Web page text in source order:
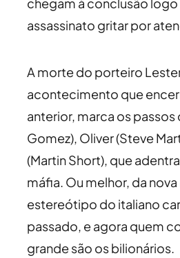
chegam à conclusão
assassinato gritar por
A morte do porteiro
acontecimento que
anterior, marca os passos
Gomez), Oliver (Steve
(Martin Short), que
máfia. Ou melhor, da
estereótipo do italiano
passado, e agora quem
grande são os bilionários.